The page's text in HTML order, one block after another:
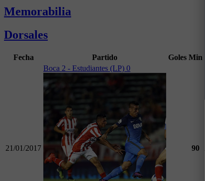
Memorabilia
Dorsales
Fecha Partido Goles Min
21/01/2017
Boca 2 - Estudiantes (LP) 0
90